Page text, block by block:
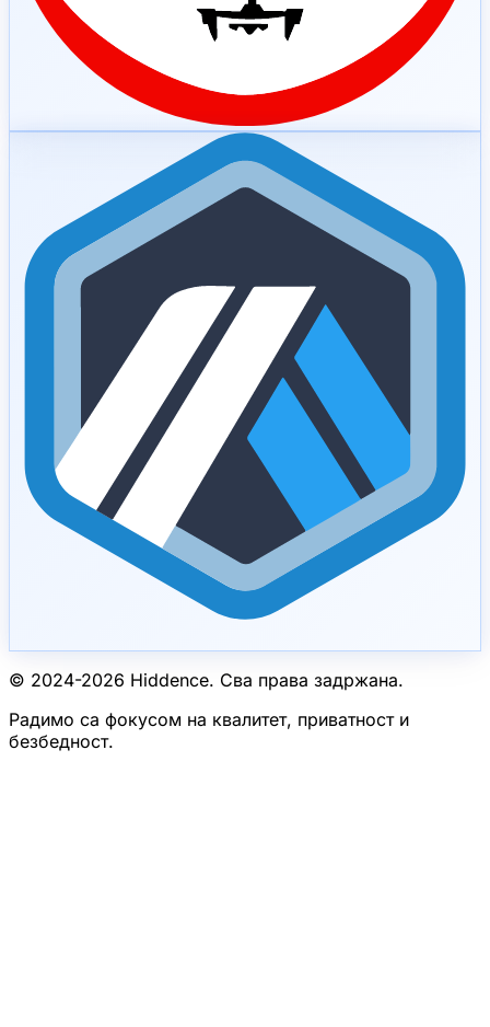
© 2024-2026 Hiddence. Сва права задржана.
Радимо са фокусом на квалитет, приватност и
безбедност.